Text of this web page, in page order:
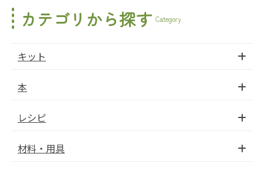
カテゴリから探す Category
キット
本
レシピ
材料・用具